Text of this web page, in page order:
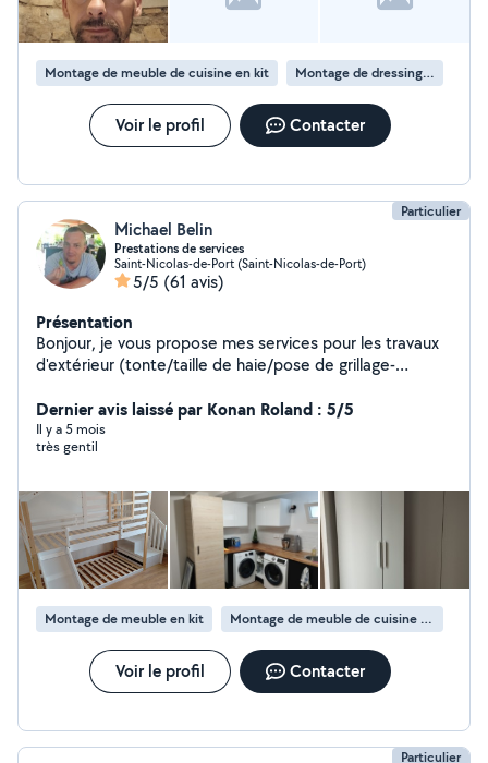
Montage de meuble de cuisine en kit Montage de dressing en kit
Voir le profil Contacter
Particulier
Michael Belin
Prestations de services
Saint-Nicolas-de-Port (Saint-Nicolas-de-Port)
5/5 (61 avis)
Présentation
Bonjour, je vous propose mes services pour les travaux
d'extérieur (tonte/taille de haie/pose de grillage-
d'intérieur (tapisserie/peinture/pose de
sol/fixations/montage de meubles/cuisine...) N'hésitez
pas a me contacter ! Déplacement et devis avant
Dernier avis laissé par Konan Roland : 5/5
Il y a 5 mois
très gentil
Montage de meuble en kit Montage de meuble de cuisine en kit
Voir le profil Contacter
Particulier